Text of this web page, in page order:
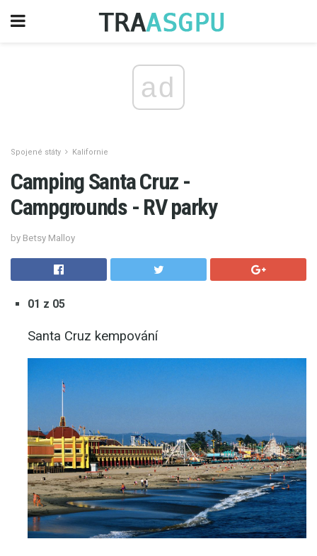
ad
Spojené státy Kalifornie
Camping Santa Cruz -
Campgrounds - RV parky
by Betsy Malloy
01 z 05
Santa Cruz kempování